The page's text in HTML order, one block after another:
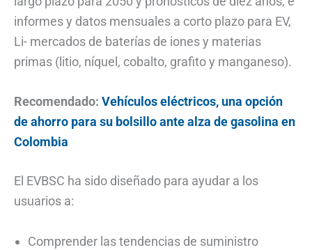
informes y datos mensuales a corto plazo para EV,
Li- mercados de baterías de iones y materias
primas (litio, níquel, cobalto, grafito y manganeso).
Recomendado: Vehículos eléctricos, una opción
de ahorro para su bolsillo ante alza de gasolina en
Colombia
El EVBSC ha sido diseñado para ayudar a los
usuarios a:
Comprender las tendencias de suministro